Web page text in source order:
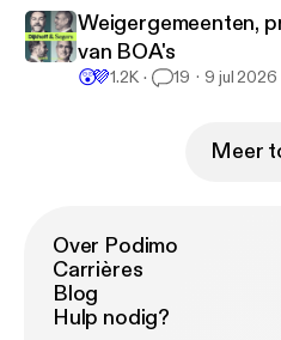
Weigergemeenten,
van BOA's
😲💜1.2K 19 9 jul 2026
Meer
Over Podimo
Carrières
Blog
Hulp nodig?